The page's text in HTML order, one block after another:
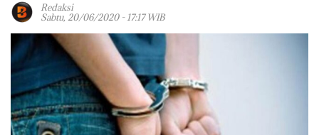
Redaksi
Sabtu, 20/06/2020 - 17:17 WIB